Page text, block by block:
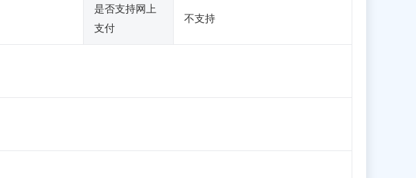
是否支持网上
支付
不支持